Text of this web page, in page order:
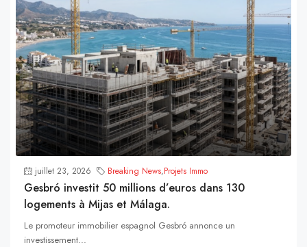
juillet 23, 2026 Breaking News,Projets Immo
Gesbró investit 50 millions d’euros dans 130
logements à Mijas et Málaga.
Le promoteur immobilier espagnol Gesbró annonce un
investissement...